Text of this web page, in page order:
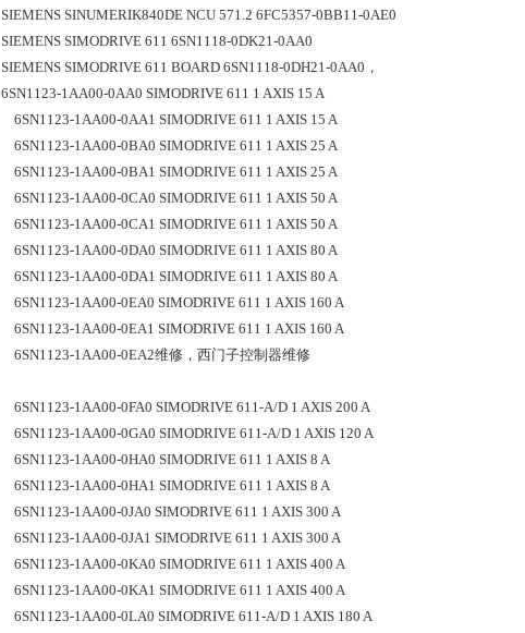
SIEMENS SINUMERIK840DE NCU 571.2 6FC5357-0BB11-0AE0
SIEMENS SIMODRIVE 611 6SN1118-0DK21-0AA0
SIEMENS SIMODRIVE 611 BOARD 6SN1118-0DH21-0AA0，
6SN1123-1AA00-0AA0 SIMODRIVE 611 1 AXIS 15 A
6SN1123-1AA00-0AA1 SIMODRIVE 611 1 AXIS 15 A
6SN1123-1AA00-0BA0 SIMODRIVE 611 1 AXIS 25 A
6SN1123-1AA00-0BA1 SIMODRIVE 611 1 AXIS 25 A
6SN1123-1AA00-0CA0 SIMODRIVE 611 1 AXIS 50 A
6SN1123-1AA00-0CA1 SIMODRIVE 611 1 AXIS 50 A
6SN1123-1AA00-0DA0 SIMODRIVE 611 1 AXIS 80 A
6SN1123-1AA00-0DA1 SIMODRIVE 611 1 AXIS 80 A
6SN1123-1AA00-0EA0 SIMODRIVE 611 1 AXIS 160 A
6SN1123-1AA00-0EA1 SIMODRIVE 611 1 AXIS 160 A
6SN1123-1AA00-0EA2维修，西门子控制器维修
6SN1123-1AA00-0FA0 SIMODRIVE 611-A/D 1 AXIS 200 A
6SN1123-1AA00-0GA0 SIMODRIVE 611-A/D 1 AXIS 120 A
6SN1123-1AA00-0HA0 SIMODRIVE 611 1 AXIS 8 A
6SN1123-1AA00-0HA1 SIMODRIVE 611 1 AXIS 8 A
6SN1123-1AA00-0JA0 SIMODRIVE 611 1 AXIS 300 A
6SN1123-1AA00-0JA1 SIMODRIVE 611 1 AXIS 300 A
6SN1123-1AA00-0KA0 SIMODRIVE 611 1 AXIS 400 A
6SN1123-1AA00-0KA1 SIMODRIVE 611 1 AXIS 400 A
6SN1123-1AA00-0LA0 SIMODRIVE 611-A/D 1 AXIS 180 A